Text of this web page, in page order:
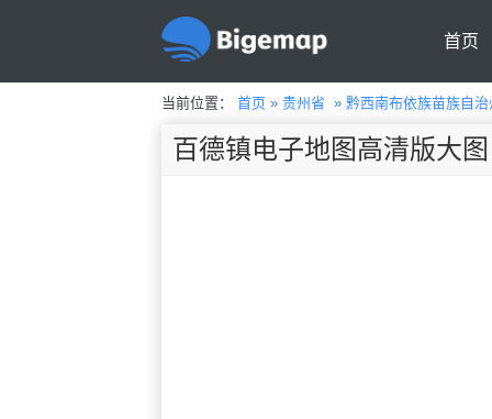
首页
当前位置： 首页» 贵州省 » 黔西南布依族苗族自治
百德镇电子地图高清版大图